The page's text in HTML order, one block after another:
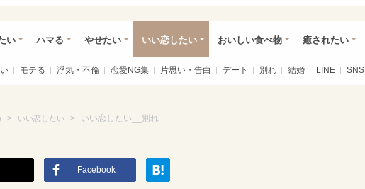
い ハマる やせたい いい恋したい おいしい食べ物 癒されたい
モテる 浮気・不倫 恋愛NG集 片思い・告白 デート 別れ 結婚 LINE SNS
> いい恋したい > いい恋したい__別れ
Facebook